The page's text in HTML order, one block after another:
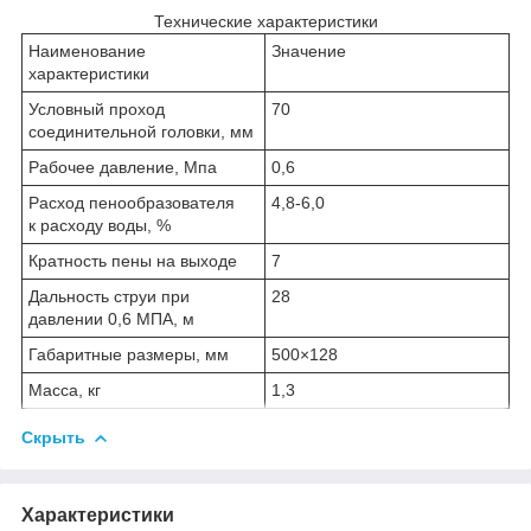
Технические характеристики
Наименование
характеристики
Значение
Условный проход
соединительной головки, мм
70
Рабочее давление, Мпа
0,6
Расход пенообразователя
к расходу воды, %
4,8-6,0
Кратность пены на выходе
7
Дальность струи при
давлении 0,6 МПА, м
28
Габаритные размеры, мм
500×128
Масса, кг
1,3
Скрыть
Характеристики